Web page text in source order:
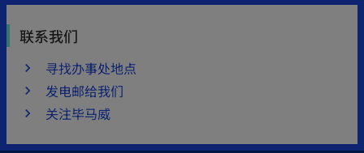
联系我们
寻找办事处地点
发电邮给我们
关注毕马威